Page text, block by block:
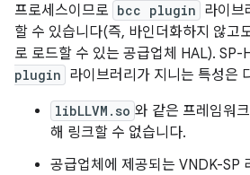
프로세스이므로 bcc plugin 라이브
할 수 있습니다(즉, 바인더화하지 않고
로 로드할 수 있는 공급업체 HAL). SP-
plugin 라이브러리가 지니는 특성은
libLLVM.so 와 같은 프레임워
해 링크할 수 없습니다.
공급업체에 제공되는 VNDK-SP